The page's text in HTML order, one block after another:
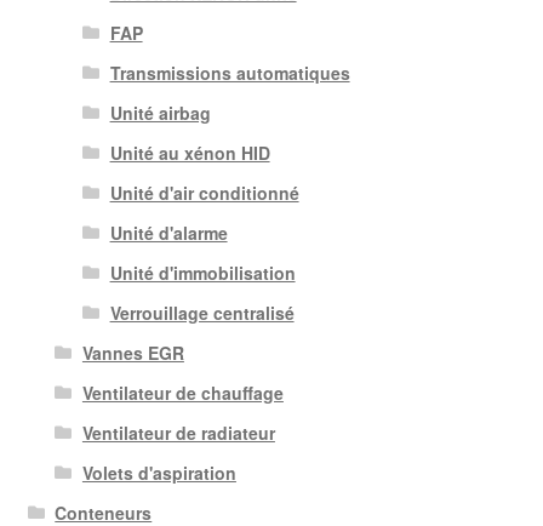
FAP
Transmissions automatiques
Unité airbag
Unité au xénon HID
Unité d'air conditionné
Unité d'alarme
Unité d'immobilisation
Verrouillage centralisé
Vannes EGR
Ventilateur de chauffage
Ventilateur de radiateur
Volets d'aspiration
Conteneurs